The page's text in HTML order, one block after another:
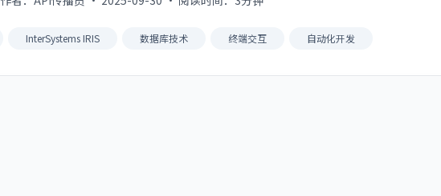
InterSystems IRIS 数据库技术 终端交互 自动化开发